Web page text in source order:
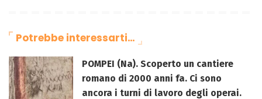
Potrebbe interessarti…
POMPEI (Na). Scoperto un cantiere
romano di 2000 anni fa. Ci sono
ancora i turni di lavoro degli operai.